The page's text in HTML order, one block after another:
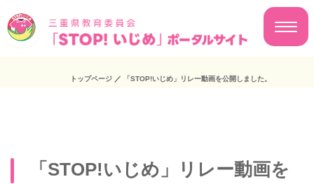
トップページ ／ 「STOP!いじめ」リレー動画を公開しました。
「STOP!いじめ」リレー動画を